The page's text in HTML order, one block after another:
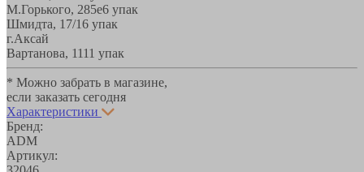
М.Горького, 285е6 упак
Шмидта, 17/16 упак
г.Аксай
Вартанова, 1111 упак
* Можно забрать в магазине,
если заказать сегодня
Характеристики
Бренд:
ADM
Артикул: